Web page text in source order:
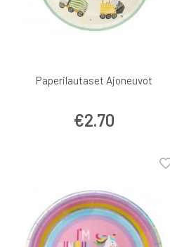
Paperilautaset Ajoneuvot
€2.70